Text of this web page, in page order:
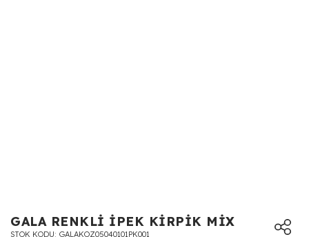
GALA RENKLİ İPEK KİRPİK MİX
STOK KODU GALAKOZ05040101PK001